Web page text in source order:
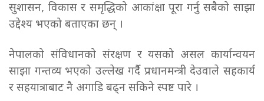
सुशासन, विकास र समृद्धिको आकांक्षा पूरा गर्नु सबैको साझा
उद्देश्य भएको बताएका छन् ।
नेपालको संविधानको संरक्षण र यसको असल कार्यान्वयन
साझा गन्तव्य भएको उल्लेख गर्दै प्रधानमन्त्री देउवाले सहकार्य
र सहयात्राबाट नै अगाडि बढ्न सकिने स्पष्ट पारे ।